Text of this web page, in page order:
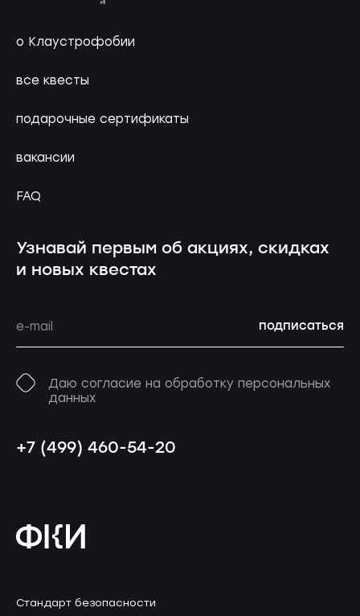
о Клаустрофобии
все квесты
подарочные сертификаты
вакансии
FAQ
Узнавай первым об акциях, скидках
и новых квестах
подписаться
Даю согласие на обработку персональных
данных
+7 (499) 460-54-20
Стандарт безопасности